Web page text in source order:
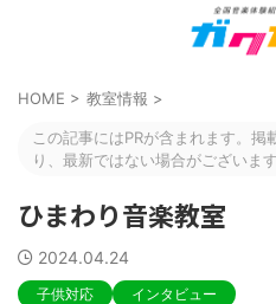
HOME > 教室情報 >
この記事にはPRが含まれます。
り、最新ではない場合がございます
ひまわり音楽教室
2024.04.24
子供対応 インタビュー